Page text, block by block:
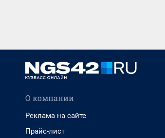
О компании
Реклама на сайте
Прайс-лист